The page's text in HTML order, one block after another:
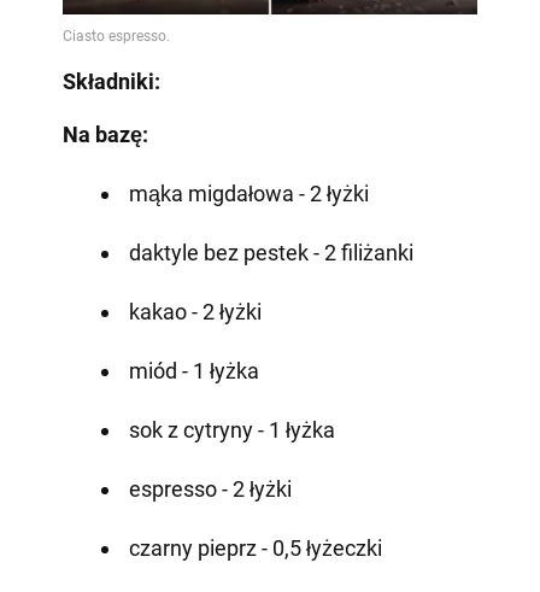
Składniki:
Na bazę:
mąka migdałowa - 2 łyżki
daktyle bez pestek - 2 filiżanki
kakao - 2 łyżki
miód - 1 łyżka
sok z cytryny - 1 łyżka
espresso - 2 łyżki
czarny pieprz - 0,5 łyżeczki